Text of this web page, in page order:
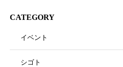
CATEGORY
イベント
シゴト